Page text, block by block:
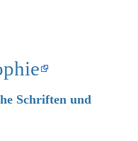
Schriften und